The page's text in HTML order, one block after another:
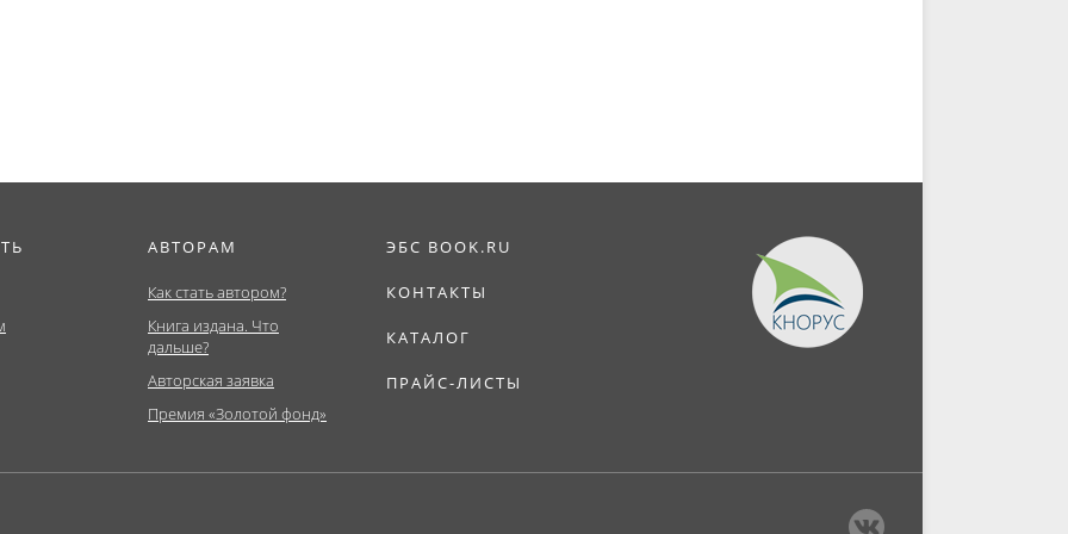
АВТОРАМ
Как стать автором?
Книга издана. Что
дальше?
Авторская заявка
Премия «Золотой фонд»
ЭБС BOOK.RU
КОНТАКТЫ
КАТАЛОГ
ПРАЙС-ЛИСТЫ